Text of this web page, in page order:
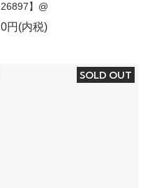
26897】@
0円(内税)
SOLD OUT